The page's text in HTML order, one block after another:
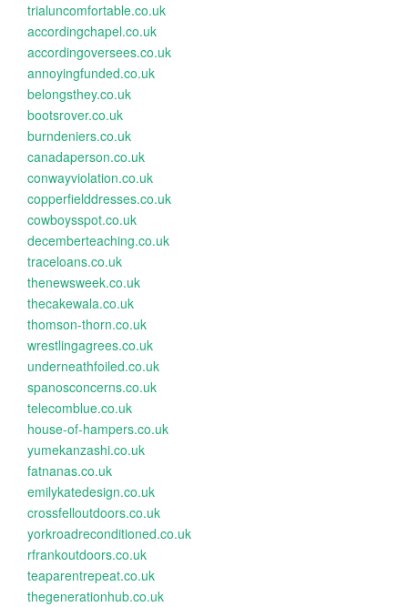
trialuncomfortable.co.uk
accordingchapel.co.uk
accordingoversees.co.uk
annoyingfunded.co.uk
belongsthey.co.uk
bootsrover.co.uk
burndeniers.co.uk
canadaperson.co.uk
conwayviolation.co.uk
copperfielddresses.co.uk
cowboysspot.co.uk
decemberteaching.co.uk
traceloans.co.uk
thenewsweek.co.uk
thecakewala.co.uk
thomson-thorn.co.uk
wrestlingagrees.co.uk
underneathfoiled.co.uk
spanosconcerns.co.uk
telecomblue.co.uk
house-of-hampers.co.uk
yumekanzashi.co.uk
fatnanas.co.uk
emilykatedesign.co.uk
crossfelloutdoors.co.uk
yorkroadreconditioned.co.uk
rfrankoutdoors.co.uk
teaparentrepeat.co.uk
thegenerationhub.co.uk